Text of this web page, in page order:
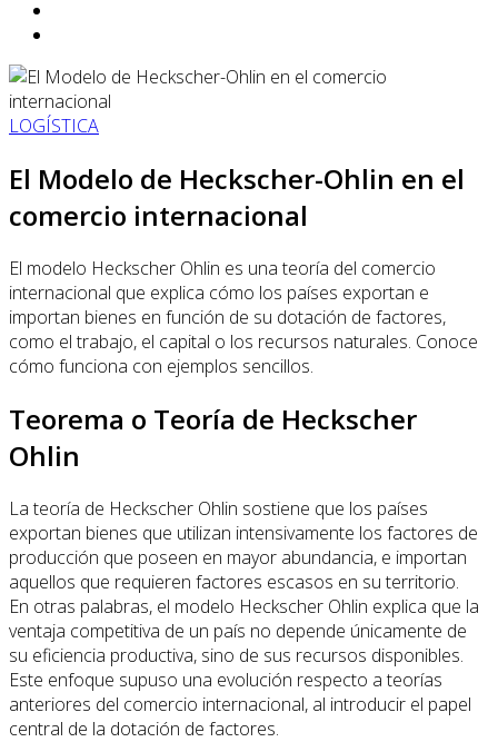
LOGÍSTICA
El Modelo de Heckscher-Ohlin en el
comercio internacional
El modelo Heckscher Ohlin es una teoría del comercio
internacional que explica cómo los países exportan e
importan bienes en función de su dotación de factores,
como el trabajo, el capital o los recursos naturales. Conoce
cómo funciona con ejemplos sencillos.
Teorema o Teoría de Heckscher
Ohlin
La teoría de Heckscher Ohlin sostiene que los países
exportan bienes que utilizan intensivamente los factores de
producción que poseen en mayor abundancia, e importan
aquellos que requieren factores escasos en su territorio.
En otras palabras, el modelo Heckscher Ohlin explica que la
ventaja competitiva de un país no depende únicamente de
su eficiencia productiva, sino de sus recursos disponibles.
Este enfoque supuso una evolución respecto a teorías
anteriores del comercio internacional, al introducir el papel
central de la dotación de factores.